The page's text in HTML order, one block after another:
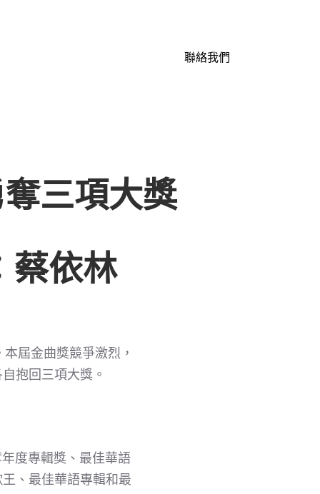
聯絡我們
三項大獎
蔡依林
屆金曲獎競爭激烈，
抱回三項大獎。
度專輯獎、最佳華語
、最佳華語專輯和最